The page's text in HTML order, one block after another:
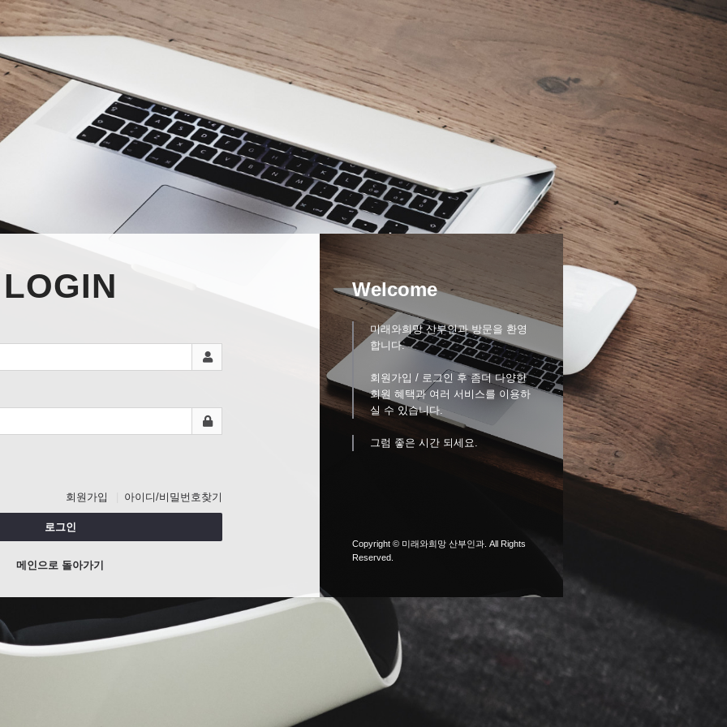
LOGIN
회원가입 아이디/비밀번호찾기
로그인
메인으로 돌아가기
Welcome
미래와희망 산부인과 방문을 환영
합니다.
회원가입 / 로그인 후 좀더 다양한
회원 혜택과 여러 서비스를 이용하
실 수 있습니다.
그럼 좋은 시간 되세요.
Copyright © 미래와희망 산부인과. All Rights
Reserved.